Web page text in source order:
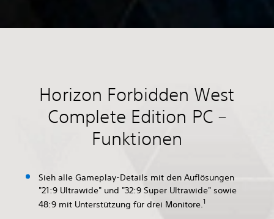
Horizon Forbidden West
Complete Edition PC –
Funktionen
Sieh alle Gameplay-Details mit den Auflösungen
"21:9 Ultrawide" und "32:9 Super Ultrawide" sowie
48:9 mit Unterstützung für drei Monitore.1